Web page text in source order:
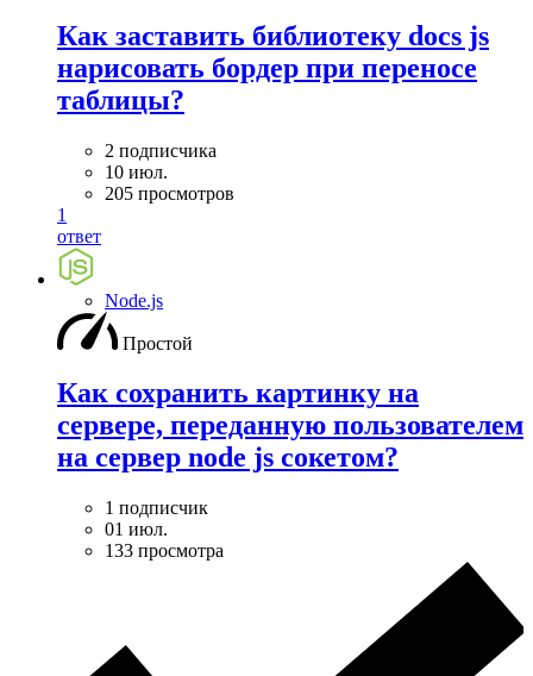
Как заставить библиотеку docs js
нарисовать бордер при переносе
таблицы?
2 подписчика
10 июл.
205 просмотров
1
ответ
Node.js
Простой
Как сохранить картинку на
сервере, переданную пользователем
на сервер node js сокетом?
1 подписчик
01 июл.
133 просмотра